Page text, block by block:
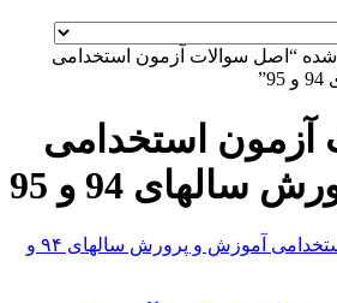
“اصل سوالات آزمون استخدامی
آزمون استخدامی
94 و 95